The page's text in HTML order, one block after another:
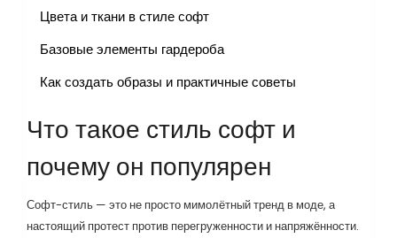
Цвета и ткани в стиле софт
Базовые элементы гардероба
Как создать образы и практичные советы
Что такое стиль софт и
почему он популярен
Софт-стиль — это не просто мимолётный тренд в моде, а
настоящий протест против перегруженности и напряжённости.